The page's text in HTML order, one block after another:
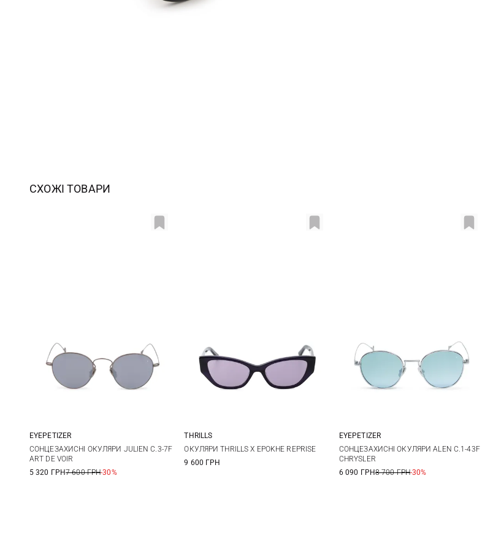
СХОЖІ ТОВАРИ
One size
EYEPETIZER
СОНЦЕЗАХИСНІ ОКУЛЯРИ JULIEN C.3-7F
ART DE VOIR
5 320 ГРН7 600 ГРН-30%
One size
THRILLS
ОКУЛЯРИ THRILLS X EPOKHE REPRISE
9 600 ГРН
One size
EYEPETIZER
СОНЦЕЗАХИСНІ ОКУЛЯРИ ALEN C.1-43F
CHRYSLER
6 090 ГРН8 700 ГРН-30%